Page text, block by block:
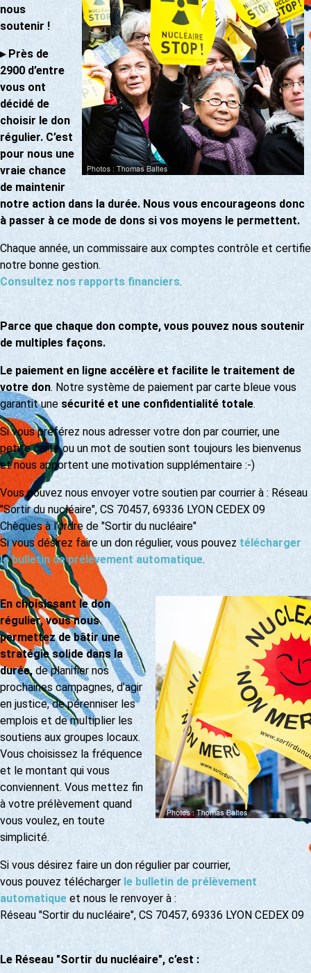
nous
soutenir !
▸Près de
2900 d’entre
vous ont
décidé de
choisir le don
régulier. C’est
pour nous une
vraie chance
de maintenir
notre action dans la durée. Nous vous encourageons donc
à passer à ce mode de dons si vos moyens le permettent.
Chaque année, un commissaire aux comptes contrôle et certifie
notre bonne gestion.
Consultez nos rapports financiers.
Parce que chaque don compte, vous pouvez nous soutenir
de multiples façons.
Le paiement en ligne accélère et facilite le traitement de
votre don. Notre système de paiement par carte bleue vous
garantit une sécurité et une confidentialité totale.
Si vous préférez nous adresser votre don par courrier, une
petite carte ou un mot de soutien sont toujours les bienvenus
et nous apportent une motivation supplémentaire :-)
Vous pouvez nous envoyer votre soutien par courrier à : Réseau
"Sortir du nucléaire", CS 70457, 69336 LYON CEDEX 09
Chèques à l’ordre de "Sortir du nucléaire"
Si vous désirez faire un don régulier, vous pouvez télécharger
le bulletin de prélèvement automatique.
En choisissant le don
régulier, vous nous
permettez de bâtir une
stratégie solide dans la
durée,de planifier nos
prochaines campagnes, d’agir
en justice, de pérenniser les
emplois et de multiplier les
soutiens aux groupes locaux.
Vous choisissez la fréquence
et le montant qui vous
conviennent. Vous mettez fin
à votre prélèvement quand
vous voulez, en toute
simplicité.
Si vous désirez faire un don régulier par courrier,
vous pouvez télécharger le bulletin de prélèvement
automatique et nous le renvoyer à :
Réseau "Sortir du nucléaire", CS 70457, 69336 LYON CEDEX 09
Le Réseau "Sortir du nucléaire", c’est :